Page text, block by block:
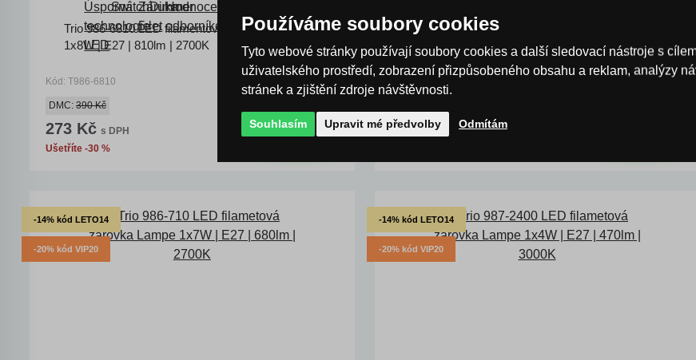
Trio 986-6810 LED filamentová žárovka Globe
1x8W | E27 | 810lm | 2700K
Kód: T986-6810
DMC: 390 Kč
273 Kč s DPH
Ušetříte -30 %
KOUPIT
Trio 988-600 LED filamentová žárovka Globe
1x7W | E27 | 806lm | 2700K
Kód: T988-600
154 Kč
s DPH
-14% kód LETO14
-20% kód VIP20
-14% kód LETO14
-20% kód VIP20
Používáme soubory cookies
Tyto webové stránky používají soubory cookies a další sledovací nástroje s
uživatelského prostředí, zobrazení přizpůsobeného obsahu a reklam, analýzy
stránek a zjištění zdroje návštěvnosti.
Souhlasím Upravit mé předvolby Odmítám